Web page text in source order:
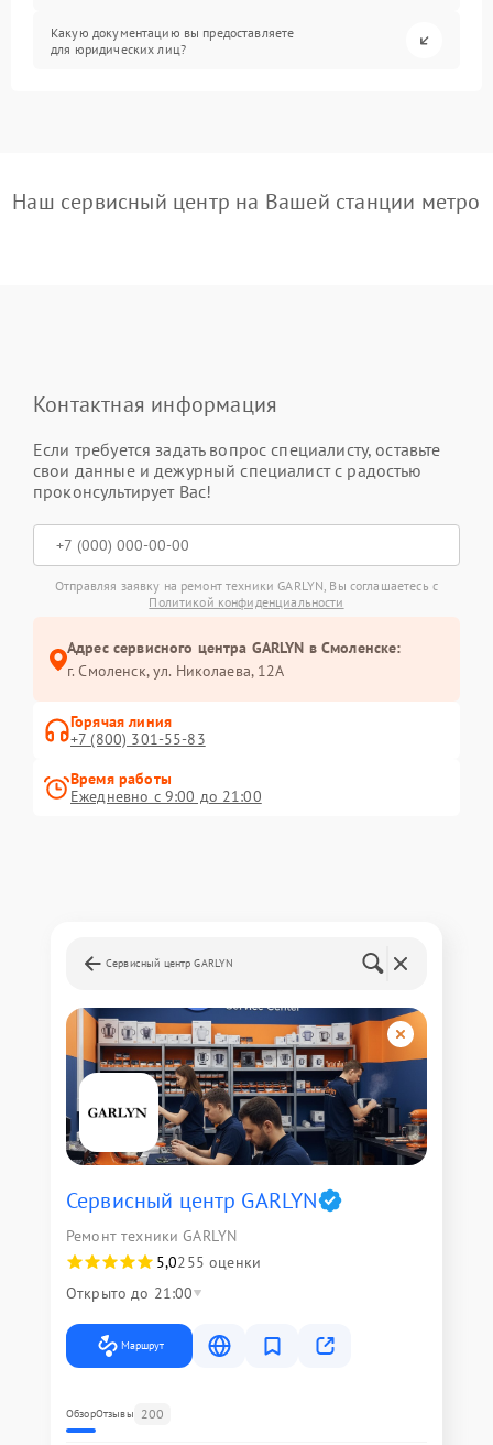
Какую документацию вы предоставляете
для юридических лиц?
Наш сервисный центр на Вашей станции метро
Контактная информация
Если требуется задать вопрос специалисту, оставьте
свои данные и дежурный специалист с радостью
проконсультирует Вас!
Отправляя заявку на ремонт техники GARLYN, Вы соглашаетесь с
Политикой конфиденциальности
Адрес сервисного центра GARLYN в Смоленске:
г. Смоленск, ул. Николаева, 12А
Горячая линия
+7 (800) 301-55-83
Время работы
Ежедневно с 9:00 до 21:00
Сервисный центр GARLYN
Сервисный центр GARLYN
Ремонт техники GARLYN
5,0255 оценки
Открыто до 21:00
Маршрут
ОбзорОтзывы 200